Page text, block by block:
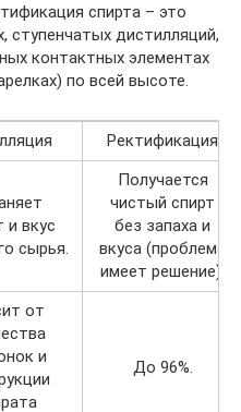
спирта – это
ступенчатых дистилляций,
контактных элементах
по всей высоте.
Ректификация
и вкус
сырья.
Получается
чистый спирт
без запаха и
вкуса (проблема
имеет решение).
от
и
До 96%.